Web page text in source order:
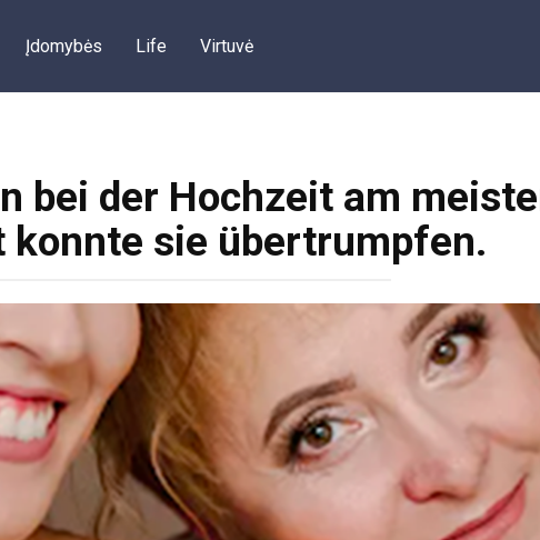
Įdomybės Life Virtuvė
bei der Hochzeit am
sie übertrumpfen.